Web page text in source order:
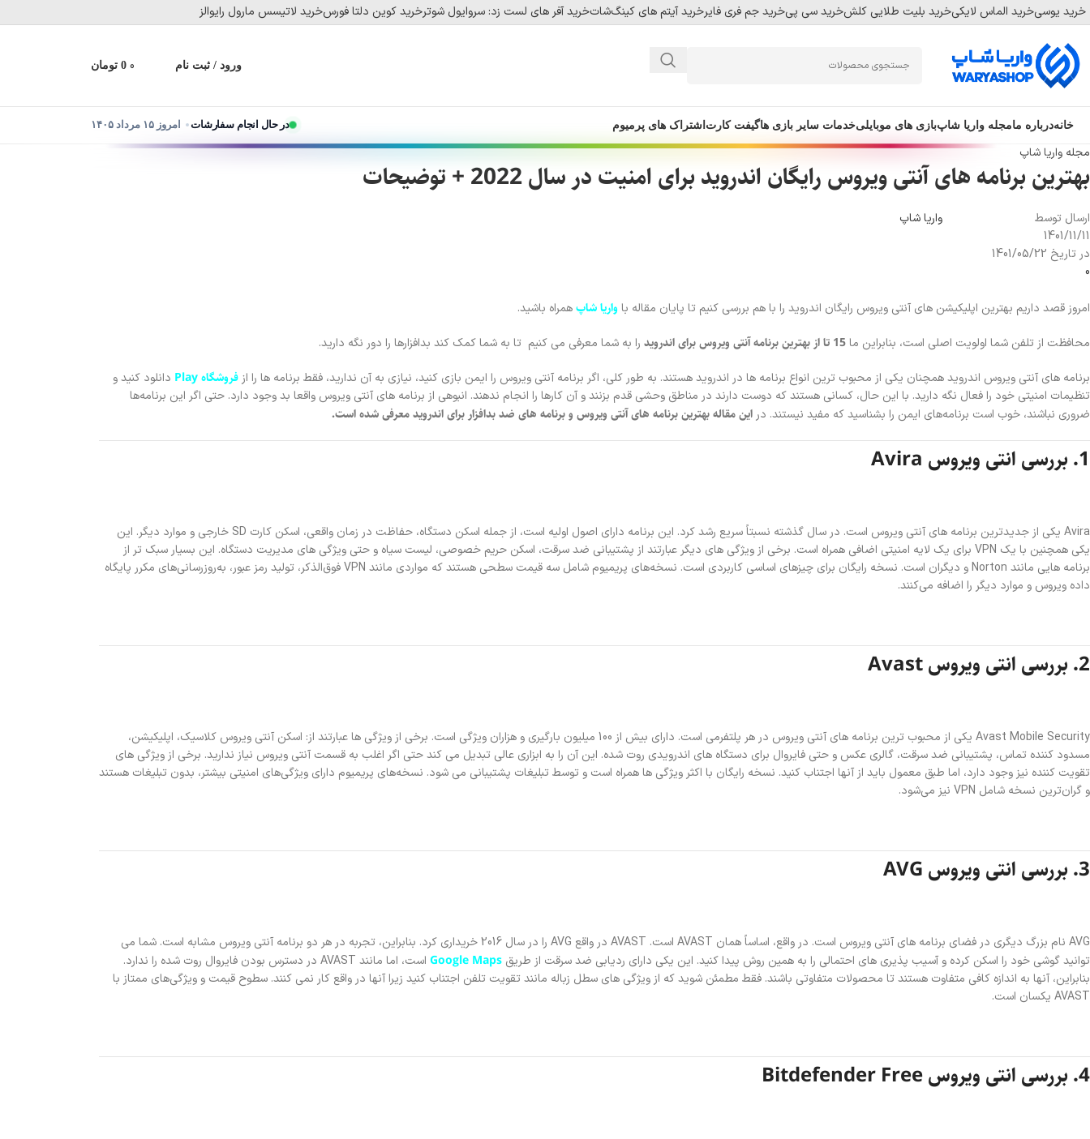
Skip
navigation
Skip
main
content
خرید یوسیخرید الماس لایکیخرید بلیت طلایی کلشخرید سی پیخرید جم فری فایرخرید آیتم های کینگ‌شاتخرید آفر های لست زد: سروایول شوترخرید کوین دلتا فورسخرید لاتیسس مارول رایوالز
ورود / ثبت نام 0
0 تومان
خانهدرباره مامجله واریا شاپبازی های موبایلی
موبایل لجندز وانس هیومن واچر آو ریلمز مارول رایولز
خدمات سایر بازی هاگیفت کارت اشتراک های پرمیوم در حال انجام سفارشات امروز ۱۵ مرداد ۱۴۰۵
مجله واریا شاپ
بهترین برنامه های آنتی ویروس رایگان اندروید برای امنیت در سال 2022 + توضیحات
ارسال توسط
واریا شاپ
1401/11/11
در تاریخ 1401/05/22
0
امروز قصد داریم بهترین اپلیکیشن های آنتی ویروس رایگان اندروید را با هم بررسی کنیم تا پایان مقاله باواریا شاپهمراه باشید.
محافظت از تلفن شما اولویت اصلی است، بنابراین ما را به شما معرفی می کنیم تا به شما کمک کند بدافزارها را دور نگه دارید.
برنامه های آنتی ویروس اندروید همچنان یکی از محبوب ترین انواع برنامه ها در اندروید هستند. به طور کلی، اگر برنامه آنتی ویروس را ایمن بازی کنید، نیازی به آن ندارید، فقط برنامه ها را از فروشگاه Play
دانلود کنید و
تنظیمات امنیتی خود را فعال نگه دارید. با این حال، کسانی هستند که دوست دارند در مناطق وحشی قدم بزنند و آن کارها را انجام ندهند. انبوهی از برنامه های آنتی ویروس واقعا بد وجود دارد. حتی اگر این برنامه‌ها
ضروری نباشند، خوب است برنامه‌های ایمن را بشناسید که مفید نیستند. در این مقاله بهترین برنامه های آنتی ویروس و برنامه های ضد بدافزار برای اندروید معرفی شده است.
1. بررسی‌ انتی ویروس Avira
Avira یکی از جدیدترین برنامه های آنتی ویروس است. در سال گذشته نسبتاً سریع رشد کرد. این برنامه دارای اصول اولیه است، از جمله اسکن دستگاه، حفاظت در زمان واقعی، اسکن کارت SD خارجی و موارد دیگر. این
یکی همچنین با یک VPN برای یک لایه امنیتی اضافی همراه است. برخی از ویژگی های دیگر عبارتند از پشتیبانی ضد سرقت، اسکن حریم خصوصی، لیست سیاه و حتی ویژگی های مدیریت دستگاه. این بسیار سبک تر از
برنامه هایی مانند Norton و دیگران است. نسخه رایگان برای چیزهای اساسی کاربردی است. نسخه‌های پریمیوم شامل سه قیمت سطحی هستند که مواردی مانند VPN فوق‌الذکر، تولید رمز عبور، به‌روزرسانی‌های مکرر پایگاه
داده ویروس و موارد دیگر را اضافه می‌کنند.
2. بررسی‌ انتی ویروس Avast
Avast Mobile Security یکی از محبوب ترین برنامه های آنتی ویروس در هر پلتفرمی است. دارای بیش از 100 میلیون بارگیری و هزاران ویژگی است. برخی از ویژگی ها عبارتند از: اسکن آنتی ویروس کلاسیک، اپلیکیشن،
مسدود کننده تماس، پشتیبانی ضد سرقت، گالری عکس و حتی فایروال برای دستگاه های اندرویدی روت شده. این آن را به ابزاری عالی تبدیل می کند حتی اگر اغلب به قسمت آنتی ویروس نیاز ندارید. برخی از ویژگی های
تقویت کننده نیز وجود دارد، اما طبق معمول باید از آنها اجتناب کنید. نسخه رایگان با اکثر ویژگی ها همراه است و توسط تبلیغات پشتیبانی می شود. نسخه‌های پریمیوم دارای ویژگی‌های امنیتی بیشتر، بدون تبلیغات هستند
و گران‌ترین نسخه شامل VPN نیز می‌شود.
3. بررسی‌ انتی ویروس AVG
AVG نام بزرگ دیگری در فضای برنامه های آنتی ویروس است. در واقع، اساساً همان AVAST است. AVAST در واقع AVG را در سال 2016 خریداری کرد. بنابراین، تجربه در هر دو برنامه آنتی ویروس مشابه است. شما می
توانید گوشی خود را اسکن کرده و آسیب پذیری های احتمالی را به همین روش پیدا کنید. این یکی دارای ردیابی ضد سرقت از طریق Google Maps
است، اما مانند AVAST در دسترس بودن فایروال روت شده را ندارد.
بنابراین، آنها به اندازه کافی متفاوت هستند تا محصولات متفاوتی باشند. فقط مطمئن شوید که از ویژگی های سطل زباله مانند تقویت تلفن اجتناب کنید زیرا آنها در واقع کار نمی کنند. سطوح قیمت و ویژگی‌های ممتاز با
AVAST یکسان است.
4. بررسی‌ انتی ویروس Bitdefender Free